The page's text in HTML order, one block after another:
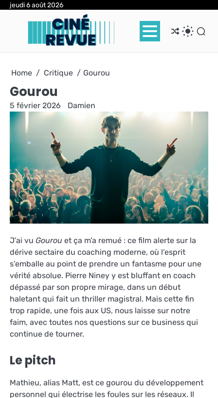
Skipjeudi 6 août 2026
Home Critique Gourou
Gourou
5 février 2026 Damien
J’ai vu Gourou et ça m’a remué : ce film alerte sur la
dérive sectaire du coaching moderne, où l’esprit
s’emballe au point de prendre un fantasme pour une
vérité absolue. Pierre Niney y est bluffant en coach
dépassé par son propre mirage, dans un début
haletant qui fait un thriller magistral. Mais cette fin
trop rapide, une fois aux US, nous laisse sur notre
faim, avec toutes nos questions sur ce business qui
continue de tourner.
Le pitch
Mathieu, alias Matt, est ce gourou du développement
personnel qui électrise les foules sur les réseaux. Il